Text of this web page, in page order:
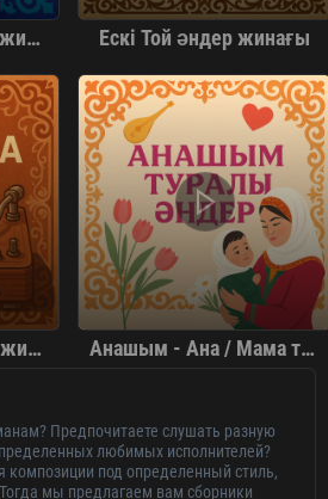
Предпочитаете слушать разную
любимых исполнителей?
композиции под определенный стиль,
мы предлагаем вам сборники
2000 жылғы әндер жинағы Ескі Той әндер жинағы
Ескі қазақша әндер жинағы Анашым - Ана / Мама туралы әндер жинағы